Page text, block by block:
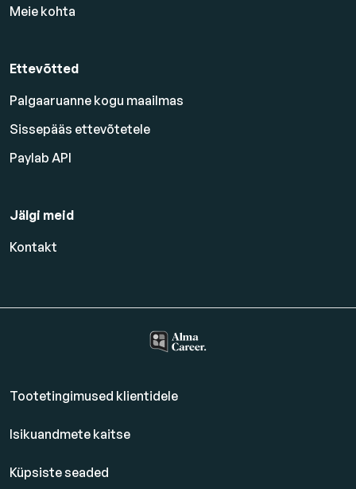
Meie kohta
Ettevõtted
Palgaaruanne kogu maailmas
Sissepääs ettevõtetele
Paylab API
Jälgi meid
Kontakt
Tootetingimused klientidele
Isikuandmete kaitse
Küpsiste seaded